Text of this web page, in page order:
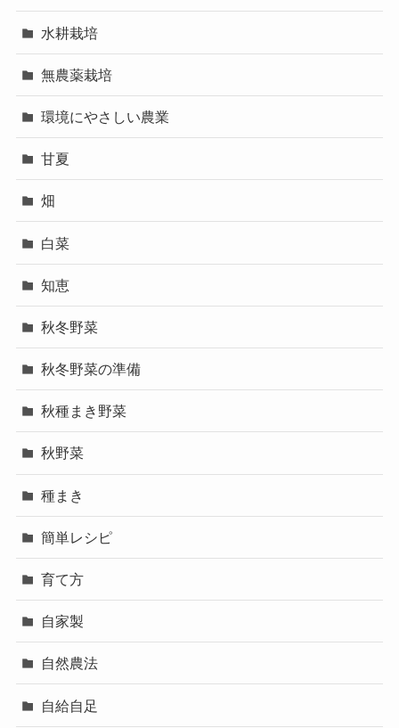
水耕栽培
無農薬栽培
環境にやさしい農業
甘夏
畑
白菜
知恵
秋冬野菜
秋冬野菜の準備
秋種まき野菜
秋野菜
種まき
簡単レシピ
育て方
自家製
自然農法
自給自足